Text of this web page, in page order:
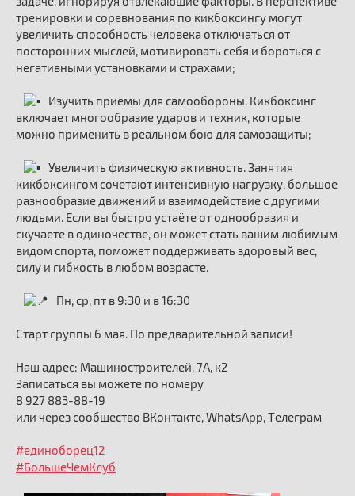
тренировки и соревнования по кикбоксингу могут
увеличить способность человека отключаться от
посторонних мыслей, мотивировать себя и бороться с
негативными установками и страхами;
Изучить приёмы для самообороны. Кикбоксинг
включает многообразие ударов и техник, которые
можно применить в реальном бою для самозащиты;
Увеличить физическую активность. Занятия
кикбоксингом сочетают интенсивную нагрузку, большое
разнообразие движений и взаимодействие с другими
людьми. Если вы быстро устаёте от однообразия и
скучаете в одиночестве, он может стать вашим любимым
видом спорта, поможет поддерживать здоровый вес,
силу и гибкость в любом возрасте.
Пн, ср, пт в 9:30 и в 16:30
Старт группы 6 мая. По предварительной записи!
Наш адрес: Машиностроителей, 7А, к2
Записаться вы можете по номеру
8 927 883-88-19
или через сообщество ВКонтакте, WhatsApp, Телеграм
#единоборец12
#БольшеЧемКлуб